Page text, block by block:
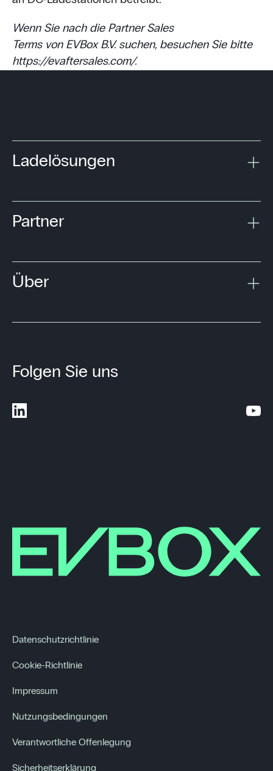
Wenn Sie nach die Partner Sales
Terms von EVBox B.V. suchen, besuchen Sie bitte
https://evaftersales.com/.
Ladelösungen
Partner
Über
Folgen Sie uns
Datenschutzrichtlinie
Cookie-Richtlinie
Impressum
Nutzungsbedingungen
Verantwortliche Offenlegung
Sicherheitserklärung